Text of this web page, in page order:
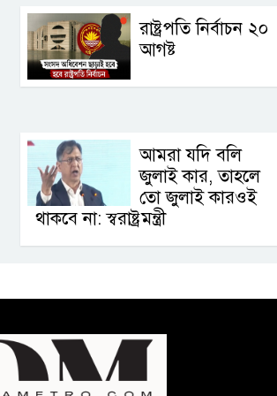
রাষ্ট্রপতি নির্বাচন ২০
আগষ্ট
আমরা যদি বলি
জুলাই কার, তাহলে
তো জুলাই কারওই
থাকবে না: স্বরাষ্ট্রমন্ত্রী